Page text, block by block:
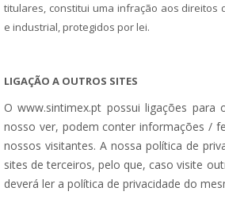
titulares, constitui uma infração aos direitos
e industrial, protegidos por lei.
LIGAÇÃO A OUTROS SITES
O www.sintimex.pt possui ligações para
nosso ver, podem conter informações /
nossos visitantes. A nossa política de
sites de terceiros, pelo que, caso visite
deverá ler a política de privacidade do